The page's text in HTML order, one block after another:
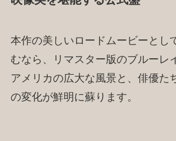
本作の美しいロードムービーとし
むなら、リマスター版のブルーレ
アメリカの広大な風景と、俳優た
の変化が鮮明に蘇ります。